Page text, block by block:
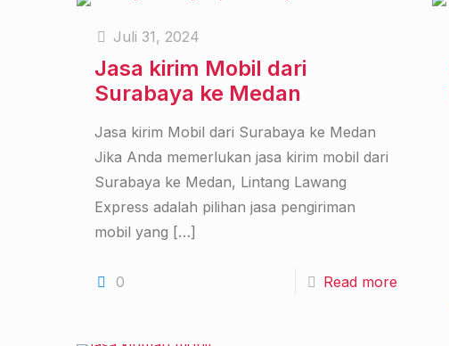
Juli 31, 2024
Jasa kirim Mobil dari
Surabaya ke Medan
Jasa kirim Mobil dari Surabaya ke Medan
Jika Anda memerlukan jasa kirim mobil dari
Surabaya ke Medan, Lintang Lawang
Express adalah pilihan jasa pengiriman
mobil yang […]
0 Read more